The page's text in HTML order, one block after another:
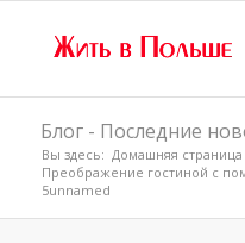
Блог - Последние
Вы здесь: Домашняя страница
Преображение гостиной с
5unnamed